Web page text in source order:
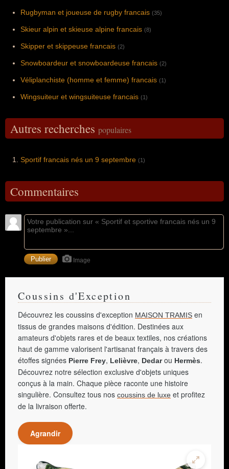
Rugbyman et joueuse de rugby francais (35)
Skieur alpin et skieuse alpine francais (8)
Skipper et skippeuse francais (2)
Snowboardeur et snowboardeuse francais (2)
Véliplanchiste (homme et femme) francais (1)
Wingsuiteur et wingsuiteuse francais (1)
Autres recherches populaires
Sportif francais nés un 9 septembre (1)
Commentaires
Image
Coussins d'Exception
Découvrez les coussins d'exception MAISON TRAMIS en
tissus de grandes maisons d'édition. Destinées aux
amateurs d'objets rares et de beaux textiles, nos créations
haut de gamme valorisent l'artisanat français à travers des
étoffes signées Pierre Frey, Lelièvre, Dedarou Hermès.
Découvrez notre sélection exclusive d'objets uniques
conçus à la main. Chaque pièce raconte une histoire
singulière. Consultez tous nos coussins de luxe et profitez
de la livraison offerte.
Agrandir